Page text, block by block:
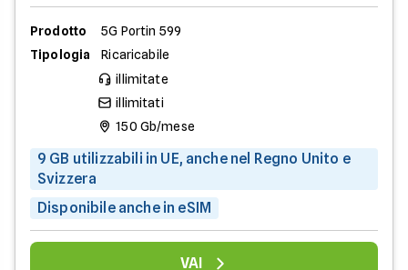
Prodotto
5G Portin 599
Tipologia
Ricaricabile
illimitate
illimitati
150 Gb/mese
9 GB utilizzabili in UE, anche nel Regno Unito e
Svizzera
Disponibile anche in eSIM
VAI